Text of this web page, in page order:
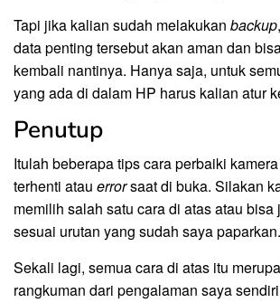
Tapi jika kalian sudah melakukan backup
data penting tersebut akan aman dan
kembali nantinya. Hanya saja, untuk
yang ada di dalam HP harus kalian atur
Penutup
Itulah beberapa tips cara perbaiki
terhenti atau errorsaat di buka. Silakan
memilih salah satu cara di atas atau bisa
sesuai urutan yang sudah saya paparkan.
Sekali lagi, semua cara di atas itu
rangkuman dari pengalaman saya